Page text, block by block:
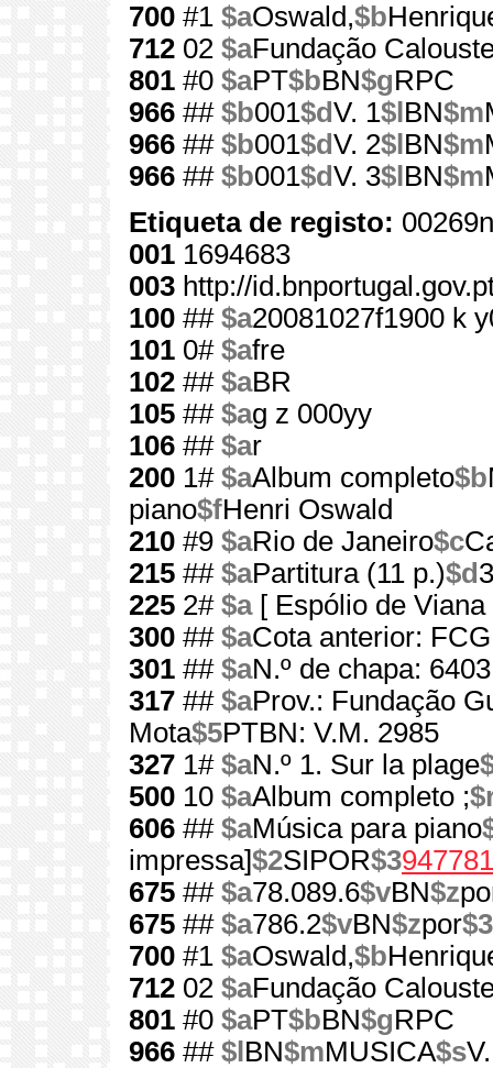
700 #1 $aOswald,$b
712 02 $aFundação
801 #0 $aPT$bBN$gRPC
966 ## $b001$dV. 1$l BN$m
966 ## $b001$dV. 2$l BN$m
966 ## $b001$dV. 3$l BN$m
Etiqueta de registo:
001 1694683
003 http://
100 ## $a20081027f1900 k
101 0# $afre
102 ## $aBR
105 ## $ag z 000yy
106 ## $ar
200 1# $aAlbum completo$b
piano$fHenri Oswald
210 #9 $aRio de Janeiro$c
215 ## $aPartitura (11 p.)$d
225 2# $a[ Espólio de Viana
300 ## $aCota anterior:
301 ## $aN.º de chapa: 6403
317 ## $aProv.: Fundação
Mota$5PTBN: V.M. 2985
327 1# $aN.º 1. Sur la plage
500 10 $aAlbum completo ;
606 ## $aMúsica para piano
impressa]$2SIPOR$3947781
675 ## $a78.089.6$vBN$z
675 ## $a786.2$vBN$zpor$3
700 #1 $aOswald,$b
712 02 $aFundação
801 #0 $aPT$bBN$gRPC
966 ## $l BN$mMUSICA$s